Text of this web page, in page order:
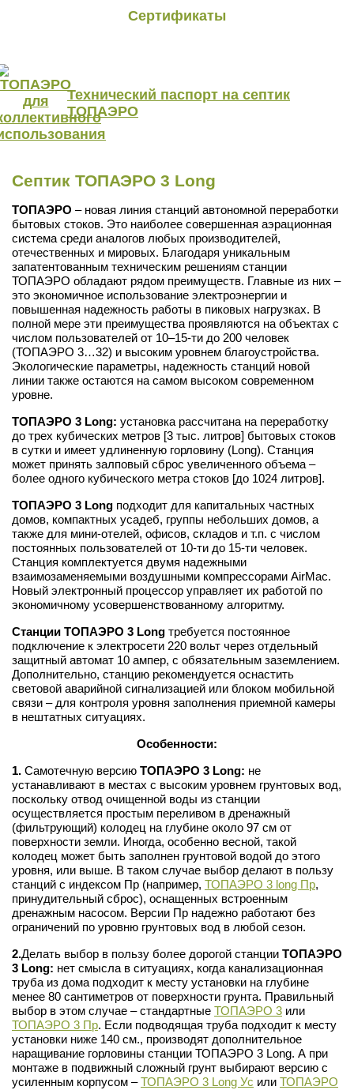
Сертификаты
Технический паспорт на септик
ТОПАЭРО
Септик ТОПАЭРО 3 Long
ТОПАЭРО – новая линия станций автономной переработки
бытовых стоков. Это наиболее совершенная аэрационная
система среди аналогов любых производителей,
отечественных и мировых. Благодаря уникальным
запатентованным техническим решениям станции
ТОПАЭРО обладают рядом преимуществ. Главные из них –
это экономичное использование электроэнергии и
повышенная надежность работы в пиковых нагрузках. В
полной мере эти преимущества проявляются на объектах с
числом пользователей от 10–15-ти до 200 человек
(ТОПАЭРО 3…32) и высоким уровнем благоустройства.
Экологические параметры, надежность станций новой
линии также остаются на самом высоком современном
уровне.
ТОПАЭРО 3 Long: установка рассчитана на переработку
до трех кубических метров [3 тыс. литров] бытовых стоков
в сутки и имеет удлиненную горловину (Long). Станция
может принять залповый сброс увеличенного объема –
более одного кубического метра стоков [до 1024 литров].
ТОПАЭРО 3 Long подходит для капитальных частных
домов, компактных усадеб, группы небольших домов, а
также для мини-отелей, офисов, складов и т.п. с числом
постоянных пользователей от 10-ти до 15-ти человек.
Станция комплектуется двумя надежными
взаимозаменяемыми воздушными компрессорами AirMac.
Новый электронный процессор управляет их работой по
экономичному усовершенствованному алгоритму.
Станции ТОПАЭРО 3 Long требуется постоянное
подключение к электросети 220 вольт через отдельный
защитный автомат 10 ампер, с обязательным заземлением.
Дополнительно, станцию рекомендуется оснастить
световой аварийной сигнализацией или блоком мобильной
связи – для контроля уровня заполнения приемной камеры
в нештатных ситуациях.
Особенности:
1. Самотечную версию ТОПАЭРО 3 Long: не
устанавливают в местах с высоким уровнем грунтовых вод,
поскольку отвод очищенной воды из станции
осуществляется простым переливом в дренажный
(фильтрующий) колодец на глубине около 97 см от
поверхности земли. Иногда, особенно весной, такой
колодец может быть заполнен грунтовой водой до этого
уровня, или выше. В таком случае выбор делают в пользу
станций с индексом Пр (например, ТОПАЭРО 3 long Пр,
принудительный сброс), оснащенных встроенным
дренажным насосом. Версии Пр надежно работают без
ограничений по уровню грунтовых вод в любой сезон.
2.Делать выбор в пользу более дорогой станции ТОПАЭРО
3 Long: нет смысла в ситуациях, когда канализационная
труба из дома подходит к месту установки на глубине
менее 80 сантиметров от поверхности грунта. Правильный
выбор в этом случае – стандартные ТОПАЭРО 3 или
ТОПАЭРО 3 Пр. Если подводящая труба подходит к месту
установки ниже 140 см., производят дополнительное
наращивание горловины станции ТОПАЭРО 3 Long. А при
монтаже в подвижный сложный грунт выбирают версию с
усиленным корпусом –ТОПАЭРО 3 Long Ус или ТОПАЭРО